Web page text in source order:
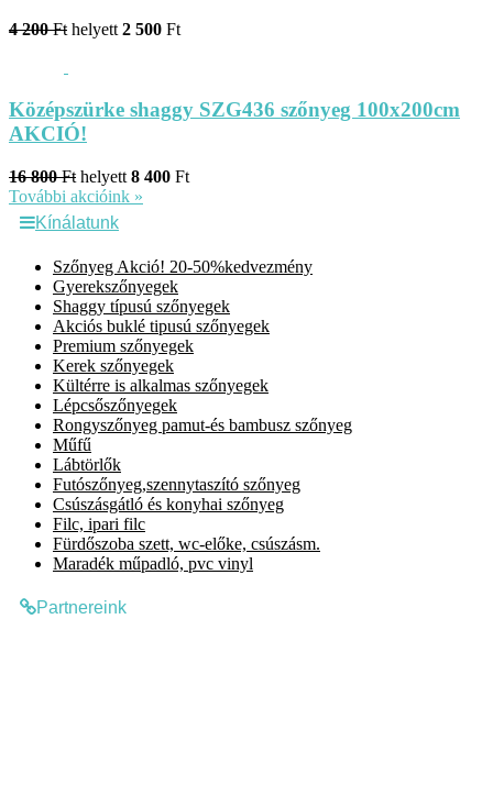
4 200 Ft helyett 2 500 Ft
Középszürke shaggy SZG436 szőnyeg 100x200cm
AKCIÓ!
16 800 Ft helyett 8 400 Ft
További akcióink »
Kínálatunk
Szőnyeg Akció! 20-50%kedvezmény
Gyerekszőnyegek
Shaggy típusú szőnyegek
Akciós buklé tipusú szőnyegek
Premium szőnyegek
Kerek szőnyegek
Kültérre is alkalmas szőnyegek
Lépcsőszőnyegek
Rongyszőnyeg pamut-és bambusz szőnyeg
Műfű
Lábtörlők
Futószőnyeg,szennytaszító szőnyeg
Csúszásgátló és konyhai szőnyeg
Filc, ipari filc
Fürdőszoba szett, wc-előke, csúszásm.
Maradék műpadló, pvc vinyl
Partnereink